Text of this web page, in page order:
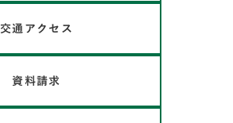
交通アクセス
資料請求